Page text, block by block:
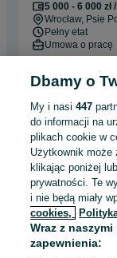
5 000 - 6 000
Wrocław, Psie
Pełny etat
Umowa o pracę
Odświeżono
8 000 - 10 000
Piła
Pełny etat
Umowa o pracę
Dbamy o
My i nasi447
do informacji na
plikach cookie w
Użytkownik może
klikając poniżej
prywatności. Te
i nie będą miały
cookies,
Wraz z
zapewnienia: